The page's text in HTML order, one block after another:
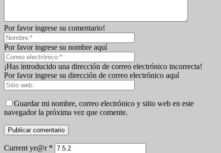
Por favor ingrese su comentario!
Por favor ingrese su nombre aquí
¡Has introducido una dirección de correo electrónico incorrecta!
Por favor ingrese su dirección de correo electrónico aquí
Guardar mi nombre, correo electrónico y sitio web en este
navegador la próxima vez que comente.
Current ye@r *